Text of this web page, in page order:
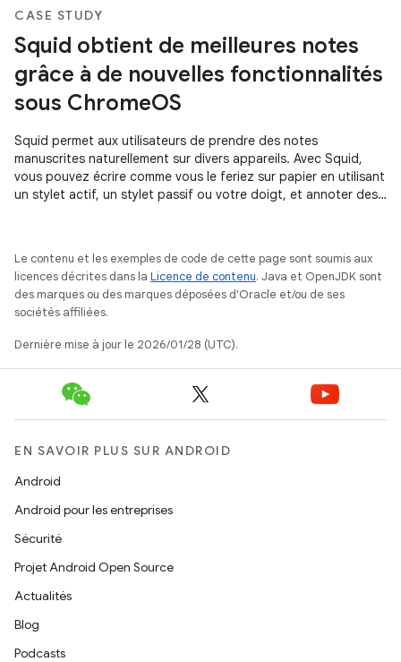
CASE STUDY
Squid obtient de meilleures notes
grâce à de nouvelles fonctionnalités
sous ChromeOS
Squid permet aux utilisateurs de prendre des notes
manuscrites naturellement sur divers appareils. Avec Squid,
vous pouvez écrire comme vous le feriez sur papier en utilisant
un stylet actif, un stylet passif ou votre doigt, et annoter des
Le contenu et les exemples de code de cette page sont soumis aux
licences décrites dans la Licence de contenu. Java et OpenJDK sont
des marques ou des marques déposées d'Oracle et/ou de ses
sociétés affiliées.
Dernière mise à jour le 2026/01/28 (UTC).
EN SAVOIR PLUS SUR ANDROID
Android
Android pour les entreprises
Sécurité
Projet Android Open Source
Actualités
Blog
Podcasts